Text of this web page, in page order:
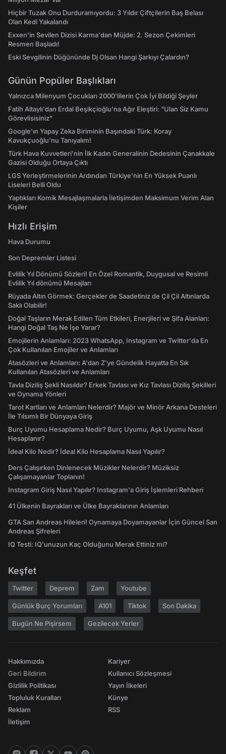
Hiçbir Tuzak Onu Durduramıyordu: 3 Yıldır Çiftçilerin Baş Belası
Olan Kedi Yakalandı
Exxen'in Sevilen Dizisi Karma'dan Müjde: 2. Sezon Çekimleri
Resmen Başladı!
Eski Sevgilinin Düğününde Dj Olsan Hangi Şarkıyı Çalardın?
Günün Popüler Başlıkları
Yalnızca Milenyum Çocukları 2000'lilerin Çok İyi Bildiği Şeyler
Fatih Altaylı'dan Erdal Beşikçioğlu'na Ağır Eleştiri: "Ulan Siz Kamu
Görevlisisiniz"
Google'ın Yapay Zeka Biriminin Başındaki Türk: Koray
Kavukçuoğlu'nu Tanıyalım!
Türk Hava Kuvvetleri'nin İlk Kadın Generalinin Dedesinin Çanakkale
Gazisi Olduğu Ortaya Çıktı
LGS Yerleştirmelerinin Ardından Türkiye'nin En Yüksek Puanlı
Liseleri Belli Oldu
Yaptıkları Komik Mesajlaşmalarla İletişimden Maksimum Verim Alan
Kişiler
Hızlı Erişim
Hava Durumu
Son Depremler Listesi
Evlilik Yıl Dönümü Sözleri! En Özel Romantik, Duygusal ve Resimli
Evlilik Yıl dönümü Mesajları
Rüyada Altın Görmek: Gerçekler de Saadetiniz de Çil Çil Altınlarda
Saklı Olabilir!
Doğal Taşların Merak Edilen Tüm Etkileri, Enerjileri ve Şifa Alanları:
Hangi Doğal Taş Ne İşe Yarar?
Emojilerin Anlamları: 2023 WhatsApp, Instagram ve Twitter'da En
Çok Kullanılan Emojiler ve Anlamları
Atasözleri ve Anlamları: A'dan Z'ye Gündelik Hayatta En Sık
Kullanılan Atasözleri ve Anlamları
Tavla Diziliş Şekli Nasıldır? Erkek Tavlası ve Kız Tavlası Diziliş Şekilleri
ve Oynama Yönleri
Tarot Kartları ve Anlamları Nelerdir? Majör ve Minör Arkana Desteleri
İle Tılsımlı Bir Dünyaya Giriş
Burç Uyumu Hesaplama Nedir? Burç Uyumu, Aşk Uyumu Nasıl
Hesaplanır?
İdeal Kilo Nedir? İdeal Kilo Hesaplama Nasıl Yapılır?
Ders Çalışırken Dinlenecek Müzikler Nelerdir? Müziksiz
Çalışamayanlar Toplanın!
Instagram Giriş Nasıl Yapılır? Instagram'a Giriş İşlemleri Rehberi
41 Ülkenin Bayrakları ve Ülke Bayraklarının Anlamları
GTA San Andreas Hileleri! Oynamaya Doyamayanlar İçin Güncel San
Andreas Şifreleri
IQ Testi: IQ'unuzun Kaç Olduğunu Merak Ettiniz mi?
Keşfet
Twitter Deprem Zam Youtube
Günlük Burç Yorumları A101 Tiktok Son Dakika
Bugün Ne Pişirsem Gezilecek Yerler
Hakkımızda
Geri Bildirim
Gizlilik Politikası
Topluluk Kuralları
Reklam
İletişim
Kariyer
Kullanıcı Sözleşmesi
Yayın İlkeleri
Künye
RSS